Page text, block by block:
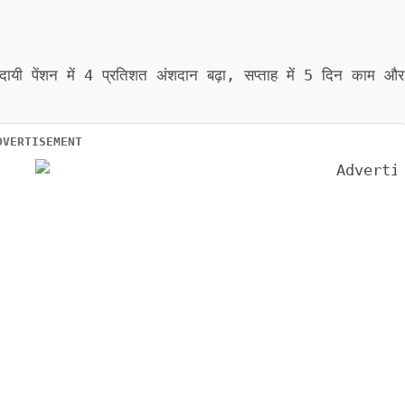
पेंशन में 4 प्रतिशत अंशदान बढ़ा, सप्ताह में 5 दिन काम और